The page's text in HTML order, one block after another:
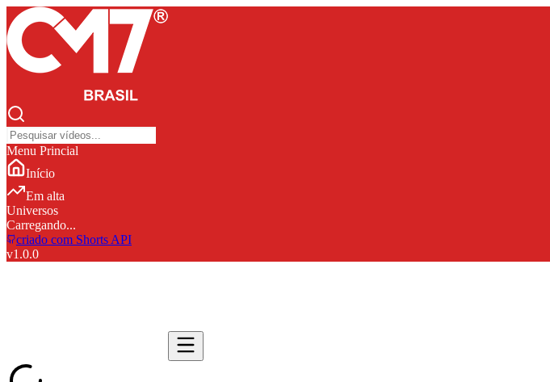
Menu Princial
Início
Em alta
Universos
Carregando...
criado com Shorts API
v1.0.0